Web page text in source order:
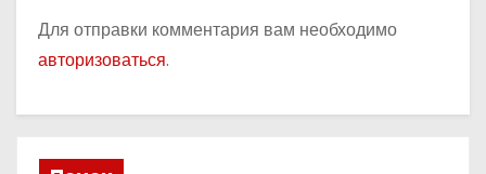
Для отправки комментария вам необходимо
авторизоваться.